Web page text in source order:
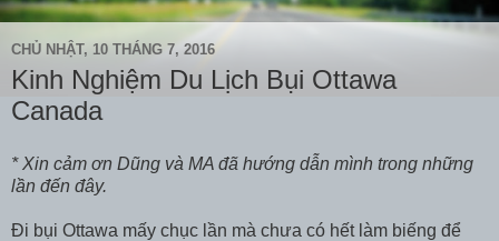
CHỦ NHẬT, 10 THÁNG 7, 2016
Kinh Nghiệm Du Lịch Bụi Ottawa
Canada
* Xin cảm ơn Dũng và MA đã hướng dẫn mình trong những
lần đến đây.
Đi bụi Ottawa mấy chục lần mà chưa có hết làm biếng để